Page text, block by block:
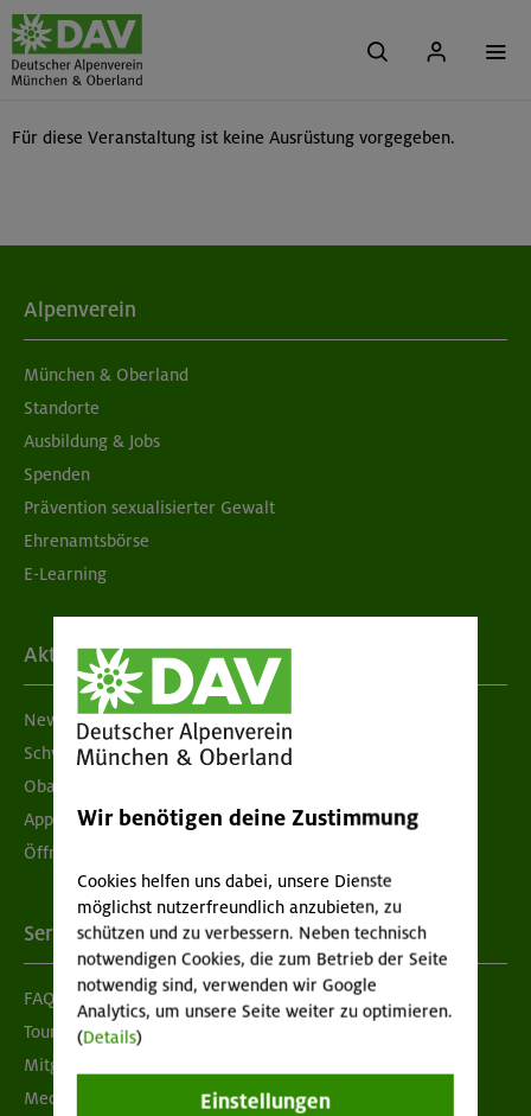
Für diese Veranstaltung ist keine Ausrüstung vorgegeben.
Alpenverein
München & Oberland
Standorte
Ausbildung & Jobs
Spenden
Prävention sexualisierter Gewalt
Ehrenamtsbörse
E-Learning
Aktuelles
Newsletter
Schwarzes Brett
Obacht geben!
App "Mein DAV+"
Öffnungszeiten
Services
FAQ
Tour der Woche
Mitgliedermagazin alpinwelt
Mediadaten
Wir benötigen deine Zustimmung
Cookies helfen uns dabei, unsere Dienste
möglichst nutzerfreundlich anzubieten, zu
schützen und zu verbessern. Neben technisch
notwendigen Cookies, die zum Betrieb der Seite
notwendig sind, verwenden wir Google
Analytics, um unsere Seite weiter zu optimieren.
(Details)
Einstellungen